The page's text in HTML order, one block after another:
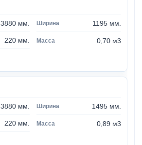
3880 мм. 1195 мм.
220 мм. 0,70 м3
3880 мм. 1495 мм.
220 мм. 0,89 м3